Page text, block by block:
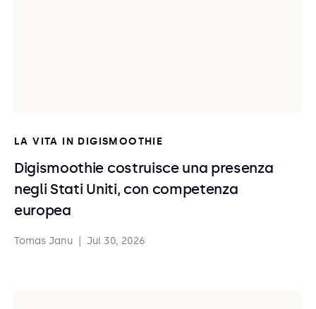
LA VITA IN DIGISMOOTHIE
Digismoothie costruisce una presenza
negli Stati Uniti, con competenza
europea
Tomas Janu Jul 30, 2026